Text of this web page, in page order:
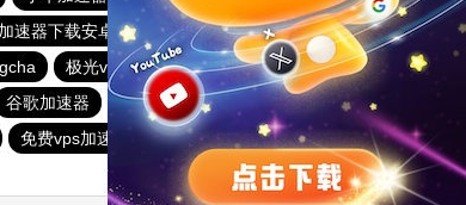
速器下载安卓
安易加速器下载官网最新版2024
极光vp官网
雷霆加器速
谷歌加速器 梯子app 雷轰加速
快柠檬app下载
免费vps加速器外网
加速器使用15分钟